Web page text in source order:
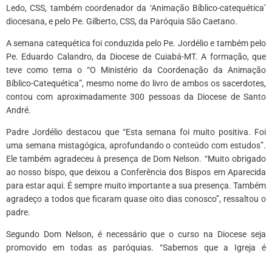
Ledo, CSS, também coordenador da ‘Animação Bíblico-catequética’
diocesana, e pelo Pe. Gilberto, CSS, da Paróquia São Caetano.
A semana catequética foi conduzida pelo Pe. Jordélio e também pelo
Pe. Eduardo Calandro, da Diocese de Cuiabá-MT. A formação, que
teve como tema o “O Ministério da Coordenação da Animação
Bíblico-Catequética”, mesmo nome do livro de ambos os sacerdotes,
contou com aproximadamente 300 pessoas da Diocese de Santo
André.
Padre Jordélio destacou que “Esta semana foi muito positiva. Foi
uma semana mistagógica, aprofundando o conteúdo com estudos”.
Ele também agradeceu à presença de Dom Nelson. “Muito obrigado
ao nosso bispo, que deixou a Conferência dos Bispos em Aparecida
para estar aqui. É sempre muito importante a sua presença. Também
agradeço a todos que ficaram quase oito dias conosco”, ressaltou o
padre.
Segundo Dom Nelson, é necessário que o curso na Diocese seja
promovido em todas as paróquias. “Sabemos que a Igreja é